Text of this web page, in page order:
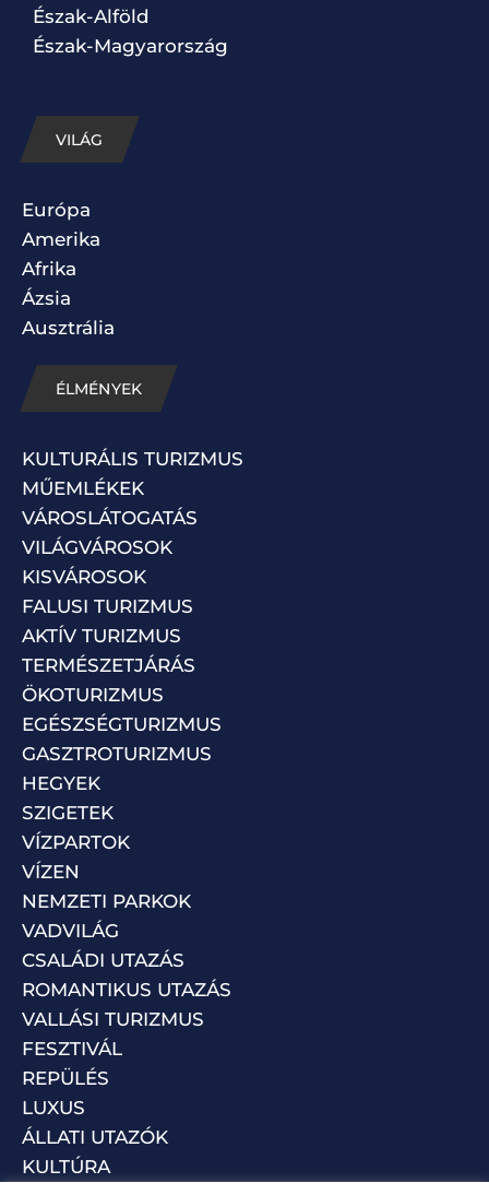
Észak-Alföld
Észak-Magyarország
VILÁG
Európa
Amerika
Afrika
Ázsia
Ausztrália
ÉLMÉNYEK
KULTURÁLIS TURIZMUS
MŰEMLÉKEK
VÁROSLÁTOGATÁS
VILÁGVÁROSOK
KISVÁROSOK
FALUSI TURIZMUS
AKTÍV TURIZMUS
TERMÉSZETJÁRÁS
ÖKOTURIZMUS
EGÉSZSÉGTURIZMUS
GASZTROTURIZMUS
HEGYEK
SZIGETEK
VÍZPARTOK
VÍZEN
NEMZETI PARKOK
VADVILÁG
CSALÁDI UTAZÁS
ROMANTIKUS UTAZÁS
VALLÁSI TURIZMUS
FESZTIVÁL
REPÜLÉS
LUXUS
ÁLLATI UTAZÓK
KULTÚRA